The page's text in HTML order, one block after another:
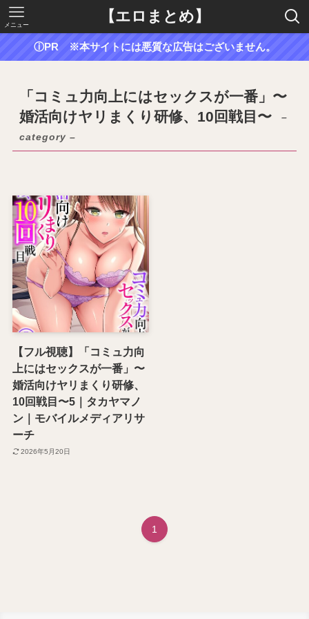
【エロまとめ】
メニュー
ⓘPR ※本サイトには悪質な広告はございません。
「コミュ力向上にはセックスが一番」〜
婚活向けヤリまくり研修、10回戦目〜
–
category –
【フル視聴】「コミュ力向
上にはセックスが一番」〜
婚活向けヤリまくり研修、
10回戦目〜5｜タカヤマノ
ン｜モバイルメディアリサ
ーチ
2026年5月20日
1